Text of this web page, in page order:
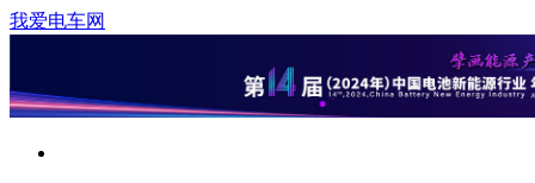
我爱电车网